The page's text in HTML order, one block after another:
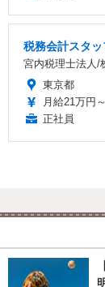
税務会計スタ
宮内税理士法人/
東京都
月給21万円～
正社員